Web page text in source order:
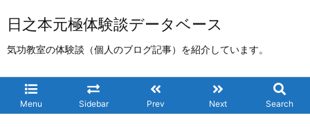
日之本元極体験談データベース
気功教室の体験談（個人のブログ記事）を紹介しています。
Menu Sidebar Prev Next Search